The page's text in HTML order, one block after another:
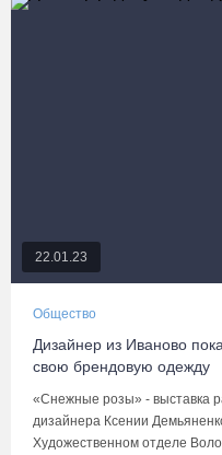
22.01.23
Общество
Дизайнер из Иваново
свою брендовую одежду
«Снежные розы» - выставка
дизайнера Ксении
Художественном отделе